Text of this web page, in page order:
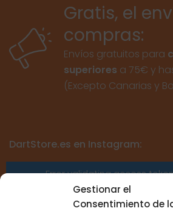
Gestionar el
Consentimiento de
Gratis, el
compras:
Envíos gratuitos para
superiores a 75€ y
(Excepto Canarias y
DartStore.es en Instagram:
Error validating access
Sessions for the user are
because the user is not a